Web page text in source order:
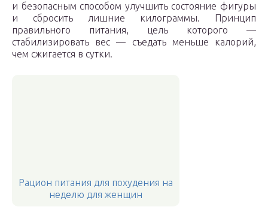
и безопасным способом улучшить состояние фигуры
и сбросить лишние килограммы. Принцип
правильного питания, цель которого —
стабилизировать вес — съедать меньше калорий,
чем сжигается в сутки.
Рацион питания для похудения на
неделю для женщин